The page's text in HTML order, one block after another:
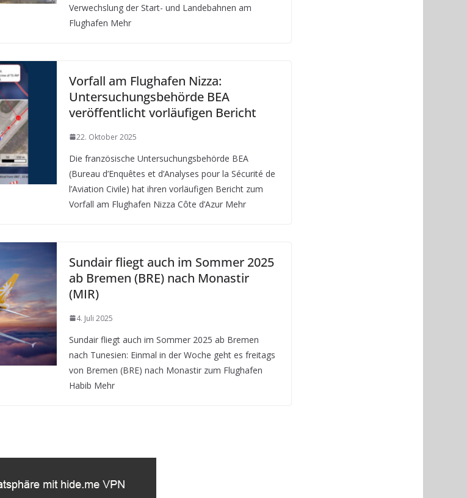
Verwechslung der Start- und Landebahnen am
Flughafen Mehr
Vorfall am Flughafen Nizza:
Untersuchungsbehörde BEA
veröffentlicht vorläufigen Bericht
22. Oktober 2025
Die französische Untersuchungsbehörde BEA
(Bureau d’Enquêtes et d’Analyses pour la Sécurité de
l’Aviation Civile) hat ihren vorläufigen Bericht zum
Vorfall am Flughafen Nizza Côte d’Azur Mehr
Sundair fliegt auch im Sommer 2025
ab Bremen (BRE) nach Monastir
(MIR)
4. Juli 2025
Sundair fliegt auch im Sommer 2025 ab Bremen
nach Tunesien: Einmal in der Woche geht es freitags
von Bremen (BRE) nach Monastir zum Flughafen
Habib Mehr